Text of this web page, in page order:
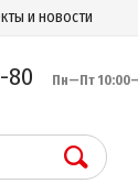
и новости
80 Пн—Пт